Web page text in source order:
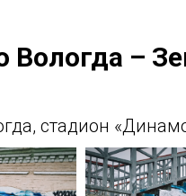
Вологда –
стадион